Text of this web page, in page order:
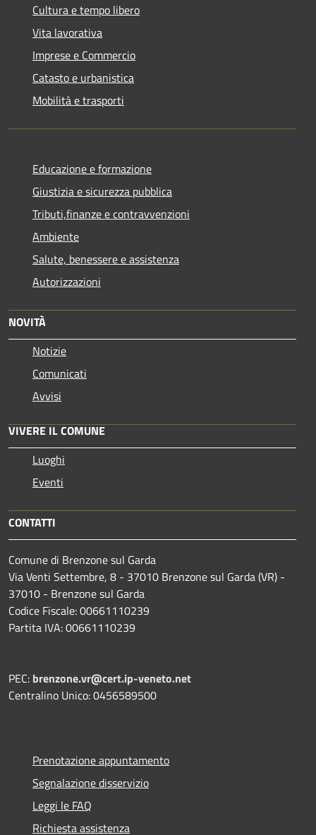
Cultura e tempo libero
Vita lavorativa
Imprese e Commercio
Catasto e urbanistica
Mobilità e trasporti
Educazione e formazione
Giustizia e sicurezza pubblica
Tributi,finanze e contravvenzioni
Ambiente
Salute, benessere e assistenza
Autorizzazioni
NOVITÀ
Notizie
Comunicati
Avvisi
VIVERE IL COMUNE
Luoghi
Eventi
CONTATTI
Comune di Brenzone sul Garda
Via Venti Settembre, 8 - 37010 Brenzone sul Garda (VR) -
37010 - Brenzone sul Garda
Codice Fiscale: 00661110239
Partita IVA: 00661110239
PEC: brenzone.vr@cert.ip-veneto.net
Centralino Unico: 0456589500
Prenotazione appuntamento
Segnalazione disservizio
Leggi le FAQ
Richiesta assistenza